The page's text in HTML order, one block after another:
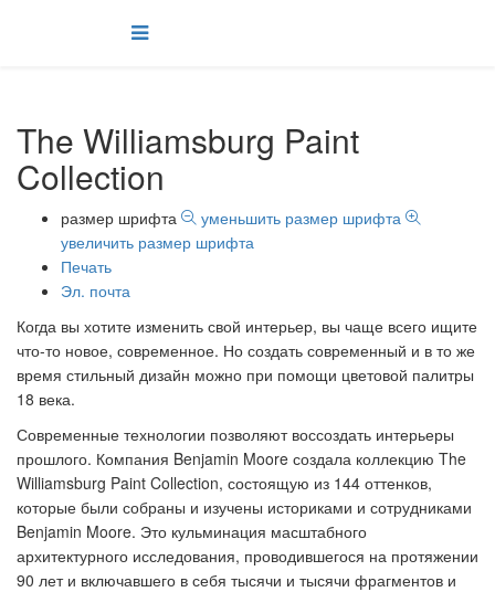
The Williamsburg Paint
Collection
размер шрифта
уменьшить размер шрифта
увеличить размер шрифта
Печать
Эл. почта
Когда вы хотите изменить свой интерьер, вы чаще всего ищите
что-то новое, современное. Но создать современный и в то же
время стильный дизайн можно при помощи цветовой палитры
18 века.
Современные технологии позволяют воссоздать интерьеры
прошлого. Компания Benjamin Moore создала коллекцию The
Williamsburg Paint Collection, состоящую из 144 оттенков,
которые были собраны и изучены историками и сотрудниками
Benjamin Moore. Это кульминация масштабного
архитектурного исследования, проводившегося на протяжении
90 лет и включавшего в себя тысячи и тысячи фрагментов и